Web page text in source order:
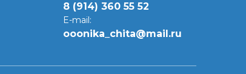
8 (914) 360 55 52
E-mail:
ooonika_chita@mail.ru